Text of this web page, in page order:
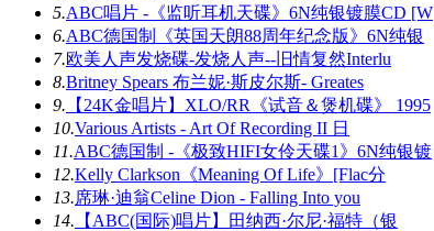
5.ABC唱片 -《监听耳机天碟》6N纯银镀膜CD [W
6.ABC德国制《英国天朗88周年纪念版》6N纯银
7.欧美人声发烧碟-发烧人声--旧情复然Interlu
8.Britney Spears 布兰妮·斯皮尔斯- Greates
9. 【24K金唱片】XLO/RR《试音＆煲机碟》 1995
10.Various Artists - Art Of Recording II 日
11.ABC德国制 -《极致HIFI女伶天碟1》6N纯银镀
12.Kelly Clarkson《Meaning Of Life》[Flac分
13.席琳·迪翁Celine Dion - Falling Into you
14. 【ABC(国际)唱片】田纳西·尔尼·福特（银